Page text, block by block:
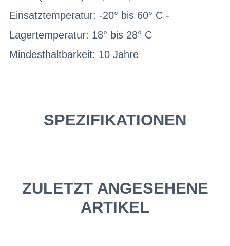
Einsatztemperatur: -20° bis 60° C -
Lagertemperatur: 18° bis 28° C
Mindesthaltbarkeit: 10 Jahre
SPEZIFIKATIONEN
ZULETZT ANGESEHENE
ARTIKEL